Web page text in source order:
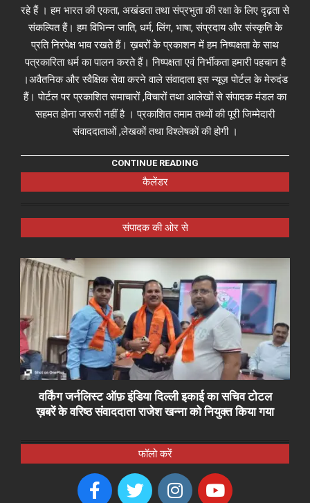
रहे हैं । हम भारत की एकता, अखंडता तथा संप्रभुता की रक्षा के लिए दृढ़ता से
संकल्पित हैं। हम विभिन्न जाति, धर्म, लिंग, भाषा, संप्रदाय और संस्कृति के
प्रति निरपेक्ष भाव रखते हैं। ख़बरों के प्रकाशन में हम निष्पक्षता के साथ
पत्रकारिता धर्म का पालन करते हैं। निष्पक्षता एवं निर्भीकता हमारी पहचान है
।अवैतनिक और स्वैक्षिक सेवा करने वाले संवादाता इस न्यूज़ पोर्टल के मेरुदंड
हैं। पोर्टल पर प्रकाशित समाचारों ,विचारों तथा आलेखों से संपादक मंडल का
सहमत होना जरूरी नहीं है । प्रकाशित तमाम तथ्यों की पूरी जिम्मेदारी
संवाददाताओं ,लेखकों तथा विश्लेषकों की होगी ।
CONTINUE READING
कैलेंडर
संपादक की ओर से
वर्किंग जर्नलिस्ट ऑफ़ इंडिया दिल्ली इकाई का सचिव टोटल
ख़बरें के वरिष्ठ संवाददाता राजेश खन्ना को नियुक्त किया गया
फॉलो करें